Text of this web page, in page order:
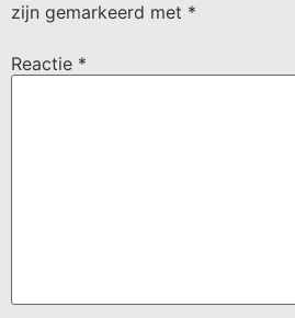
zijn gemarkeerd met *
Reactie *